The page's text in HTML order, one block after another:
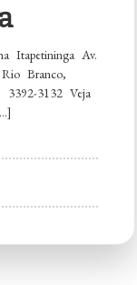
Itapetininga Av.
Branco,
3132 Veja